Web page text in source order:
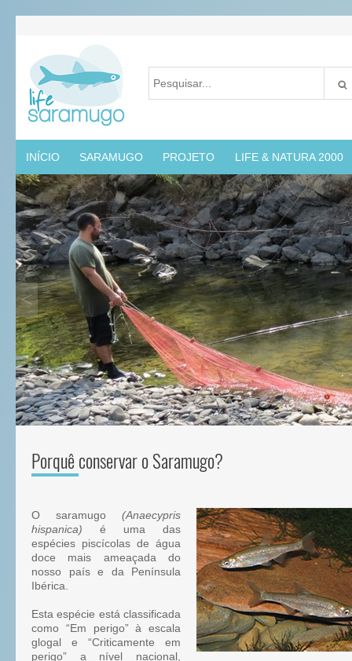
INÍCIO SARAMUGO PROJETO LIFE & NATURA 2000
<
Porquê conservar o Saramugo?
O saramugo (Anaecypris
hispanica) é uma das
espécies piscícolas de água
doce mais ameaçada do
nosso país e da Península
Ibérica.
Esta espécie está classificada
como “Em perigo” à escala
glogal e “Criticamente em
perigo” a nível nacional,